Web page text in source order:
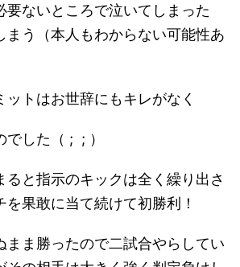
要ないところで泣いてしまった
まう（本人もわからない可能性あ
トはお世辞にもキレがなく
でした（ ; ; ）
ると指示のキックは全く繰り出さ
果敢に当て続けて初勝利！
まま勝ったので二試合やらしてい